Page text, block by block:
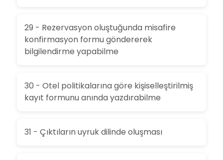
29 - Rezervasyon oluştuğunda misafire
konfirmasyon formu göndererek
bilgilendirme yapabilme
30 - Otel politikalarına göre kişiselleştirilmiş
kayıt formunu anında yazdırabilme
31 - Çıktıların uyruk dilinde oluşması